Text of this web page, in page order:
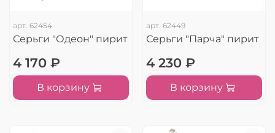
арт. 62454
Серьги "Одеон" пирит
4 170 ₽
В корзину
арт. 62449
Серьги "Парча" пирит
4 230 ₽
В корзину